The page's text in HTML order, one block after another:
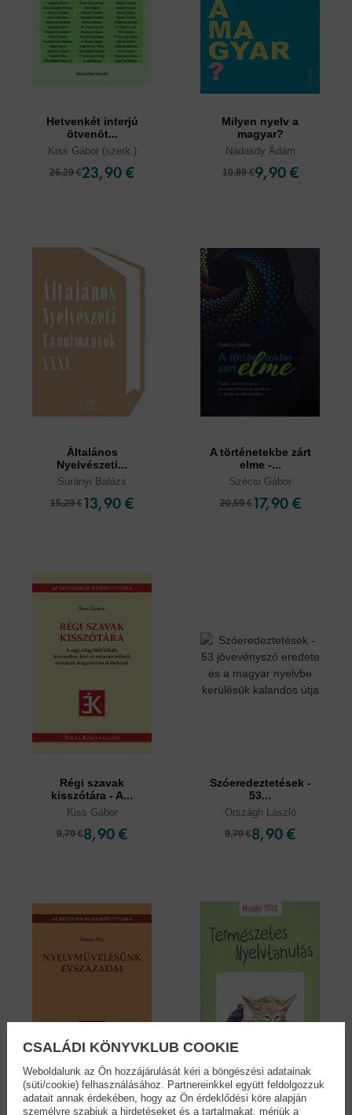
Hetvenkét interjú
ötvenöt...
Kiss Gábor (szerk.)
26,29 €23,90 €
Milyen nyelv a
magyar?
Nádasdy Ádám
10,89 €9,90 €
Általános
Nyelvészeti...
Surányi Balázs
15,29 €13,90 €
A történetekbe zárt
elme -...
Szécsi Gábor
20,59 € 17,90 €
Régi szavak
kisszótára - A...
Kiss Gábor
9,79 €8,90 €
Szóeredeztetések -
53...
Országh László
9,79 €8,90 €
CSALÁDI KÖNYVKLUB COOKIE
Weboldalunk az Ön hozzájárulását kéri a böngészési adatainak
(süti/cookie) felhasználásához. Partnereinkkel együtt feldolgozzuk
adatait annak érdekében, hogy az Ön érdeklődési köre alapján
személyre szabjuk a hirdetéseket és a tartalmakat, mérjük a